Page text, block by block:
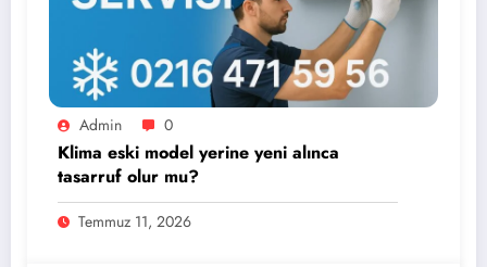
Admin 0
Klima eski model yerine yeni alınca
tasarruf olur mu?
Temmuz 11, 2026